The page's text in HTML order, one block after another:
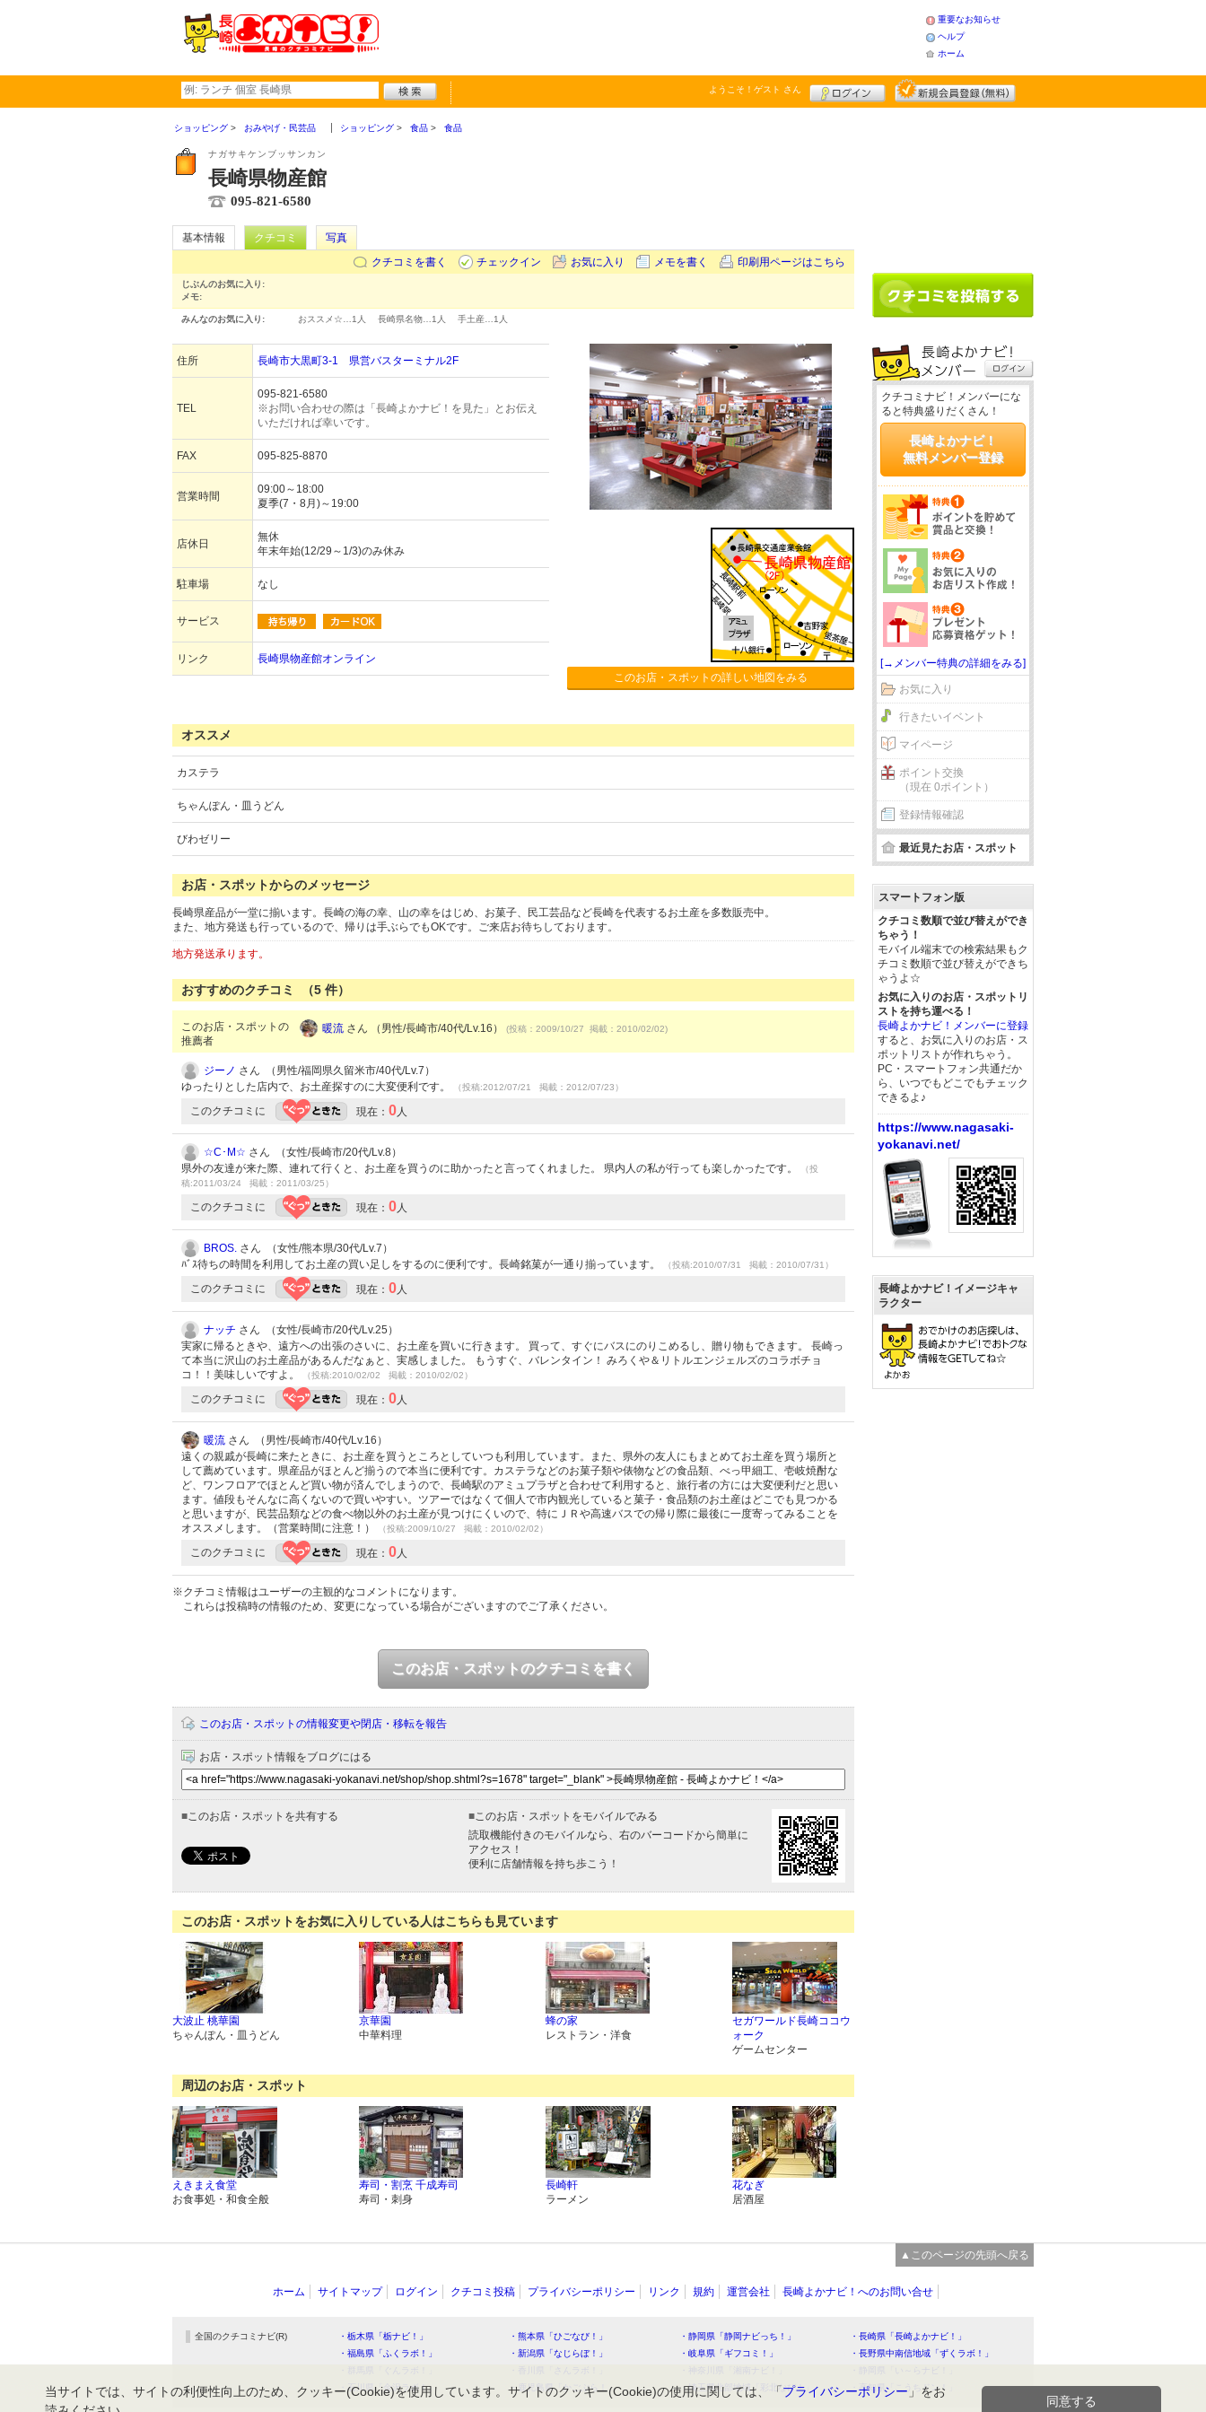
重要なお知らせ
ヘルプ
ホーム
ようこそ！ ゲスト さん
ショッピング おみやげ・民芸品 ショッピング 食品 食品
ナガサキケンブッサンカン
長崎県物産館
095-821-6580
基本情報 クチコミ
写真
クチコミを書く
チェックイン お気に入り メモを書く 印刷用ページはこちら
じぶんのお気に入り:
メモ:
みんなのお気に入り: おススメ☆… 1人 長崎県名物… 1人 手土産… 1人
住所 長崎市大黒町3-1 県営バスターミナル2F
TEL
095-821-6580
※お問い合わせの際は「長崎よかナビ！を見た」とお伝え
いただければ幸いです。
FAX 095-825-8870
営業時間
09:00～18:00
夏季(7・8月)～19:00
店休日
無休
年末年始(12/29～1/3)のみ休み
駐車場 なし
サービス
リンク
長崎県物産館オンライン
このお店・スポットの詳しい地図をみる
オススメ
カステラ
ちゃんぽん・皿うどん
びわゼリー
お店・スポットからのメッセージ
長崎県産品が一堂に揃います。長崎の海の幸、山の幸をはじめ、お菓子、民工芸品など長崎を代表するお土産を多数販売中。
また、地方発送も行っているので、帰りは手ぶらでもOKです。ご来店お待ちしております。
地方発送承ります。
おすすめのクチコミ （5 件）
このお店・スポットの
推薦者
暖流 さん （男性/長崎市/40代/Lv.16） (投稿：2009/10/27 掲載：2010/02/02)
ジーノ さん （男性/福岡県久留米市/40代/Lv.7）
ゆったりとした店内で、お土産探すのに大変便利です。
（投稿:2012/07/21 掲載：2012/07/23）
このクチコミに 現在： 0人
☆C･M☆ さん （女性/長崎市/20代/Lv.8）
県外の友達が来た際、連れて行くと、お土産を買うのに助かったと言ってくれました。 県内人の私が行っても楽しかったです。
（投
稿:2011/03/24 掲載：2011/03/25）
このクチコミに 現在： 0人
BROS. さん （女性/熊本県/30代/Lv.7）
ﾊﾞｽ待ちの時間を利用してお土産の買い足しをするのに便利です。長崎銘菓が一通り揃っています。
（投稿:2010/07/31 掲載：2010/07/31）
このクチコミに 現在： 0人
ナッチ さん （女性/長崎市/20代/Lv.25）
実家に帰るときや、遠方への出張のさいに、お土産を買いに行きます。 買って、すぐにバスにのりこめるし、贈り物もできます。 長崎っ
て本当に沢山のお土産品があるんだなぁと、実感しました。 もうすぐ、バレンタイン！ みろくや＆リトルエンジェルズのコラボチョ
コ！！美味しいですよ。
（投稿:2010/02/02 掲載：2010/02/02）
このクチコミに 現在： 0人
暖流 さん （男性/長崎市/40代/Lv.16）
遠くの親戚が長崎に来たときに、お土産を買うところとしていつも利用しています。また、県外の友人にもまとめてお土産を買う場所と
して薦めています。県産品がほとんど揃うので本当に便利です。カステラなどのお菓子類や俵物などの食品類、べっ甲細工、壱岐焼酎な
ど、ワンフロアでほとんど買い物が済んでしまうので、長崎駅のアミュプラザと合わせて利用すると、旅行者の方には大変便利だと思い
ます。値段もそんなに高くないので買いやすい。ツアーではなくて個人で市内観光していると菓子・食品類のお土産はどこでも見つかる
と思いますが、民芸品類などの食べ物以外のお土産が見つけにくいので、特にＪＲや高速バスでの帰り際に最後に一度寄ってみることを
オススメします。（営業時間に注意！）
（投稿:2009/10/27 掲載：2010/02/02）
このクチコミに 現在： 0人
※クチコミ情報はユーザーの主観的なコメントになります。
これらは投稿時の情報のため、変更になっている場合がございますのでご了承ください。
このお店・スポットのクチコミを書く
このお店・スポットの情報変更や閉店・移転を報告
お店・スポット情報をブログにはる
■このお店・スポットを共有する ■このお店・スポットをモバイルでみる
読取機能付きのモバイルなら、右のバーコードから簡単に
アクセス！
便利に店舗情報を持ち歩こう！
このお店・スポットをお気に入りしている人はこちらも見ています
大波止 桃華園
ちゃんぽん・皿うどん
京華園
中華料理
蜂の家
レストラン・洋食
セガワールド長崎ココウ
ォーク
ゲームセンター
周辺のお店・スポット
えきまえ食堂
お食事処・和食全般
寿司・割烹 千成寿司
寿司・刺身
長崎軒
ラーメン
花なぎ
居酒屋
クチコミナビ！メンバーにな
ると特典盛りだくさん！
長崎よかナビ！
無料メンバー登録
[→メンバー特典の詳細をみる]
お気に入り
行きたいイベント
マイページ
ポイント交換
（現在 0ポイント）
登録情報確認
最近見たお店・スポット
スマートフォン版
クチコミ数順で並び替えができ
ちゃう！
モバイル端末での検索結果もク
チコミ数順で並び替えができち
ゃうよ☆
お気に入りのお店・スポットリ
ストを持ち運べる！
長崎よかナビ！メンバーに登録
すると、お気に入りのお店・ス
ポットリストが作れちゃう。
PC・スマートフォン共通だか
ら、いつでもどこでもチェック
できるよ♪
https://www.nagasaki-
yokanavi.net/
長崎よかナビ！イメージキャ
ラクター
▲このページの先頭へ戻る
ホーム サイトマップ ログイン クチコミ投稿 プライバシーポリシー リンク 規約 運営会社 長崎よかナビ！へのお問い合せ
全国のクチコミナビ(R) ・栃木県「栃ナビ！」 ・熊本県「ひごなび！」 ・静岡県「静岡ナビっち！」
・長崎県「長崎よかナビ！」
・福島県「ふくラボ！」
・新潟県「なじらぼ！」 ・岐阜県「ギフコミ！」
・長野県中南信地域「ずくラボ！」
・石川県「金沢ラボ！」
・鹿児島県「かごぶら！」 ・埼玉県北部地域「彩北なび！」 ・高知県「こうちドン！」
当サイトでは、サイトの利便性向上のため、クッキー(Cookie)を使用しています。サイトのクッキー(Cookie)の使用に関しては、「プライバシーポリシー 」をお
同意する